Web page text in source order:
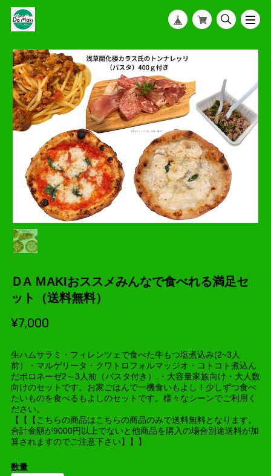
ＤA ＭAKIおススメみんなで食べれる満足セ
ット（送料無料）
¥7,000
生ハムサラミ・フィレンツェで食べた牛もつ塩煮込み(2~3人
前）・マルゲリータ・クワトロフォルマッジオ・コトコト煮込ん
だボロネーゼ2～3人前（パスタ付き）.・大容量家族向け・大人数
向けのセットです。お家ごはんで一機食いもよし！少しずつ食べ
たいものを食べるもよしのセットです。様々なシーンでご利用く
ださい。
【【【こちらの商品はこちらの商品のみで送料無料となります。
合計金額が9000円以上でないと他商品を購入の場合別途送料が加
算されますのでご注意下さい】】】
数量